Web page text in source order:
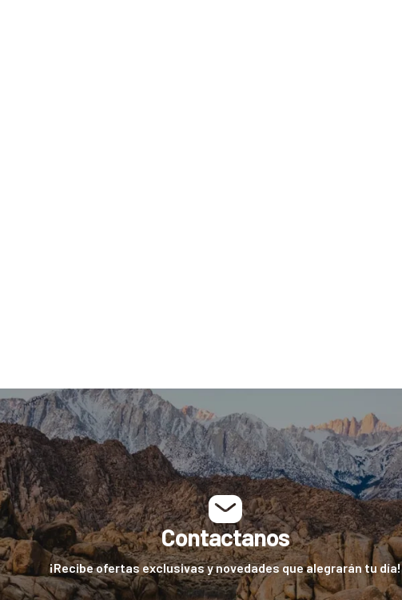
Contactanos
¡Recibe ofertas exclusivas y novedades que alegrarán tu día!